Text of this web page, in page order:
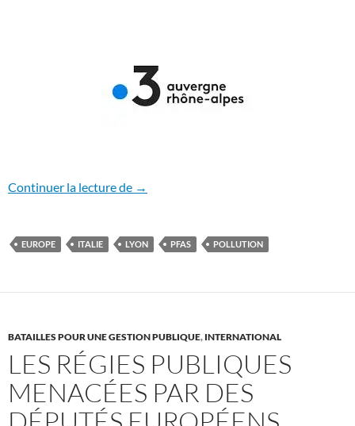
Continuer la lecture de PFAS: une brèche judiciaire s’ouvre en
→
EUROPE ITALIE LYON PFAS POLLUTION
BATAILLES POUR UNE GESTION PUBLIQUE, INTERNATIONAL
LES RÉGIES PUBLIQUES
MENACÉES PAR DES